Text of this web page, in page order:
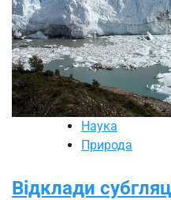
Наука
Природа
Відклади